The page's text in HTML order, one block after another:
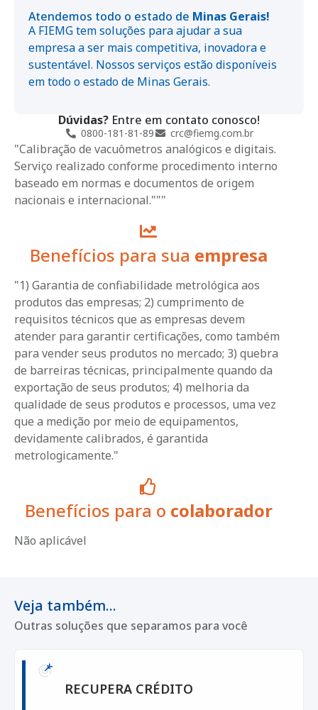
"Calibração de vacuômetros analógicos e digitais.
Serviço realizado conforme procedimento interno
baseado em normas e documentos de origem
nacionais e internacional."""
Benefícios para sua empresa
"1) Garantia de confiabilidade metrológica aos
produtos das empresas; 2) cumprimento de
requisitos técnicos que as empresas devem
atender para garantir certificações, como também
para vender seus produtos no mercado; 3) quebra
de barreiras técnicas, principalmente quando da
exportação de seus produtos; 4) melhoria da
qualidade de seus produtos e processos, uma vez
que a medição por meio de equipamentos,
devidamente calibrados, é garantida
metrologicamente."
Benefícios para o colaborador
Não aplicável
Atendemos todo o estado de Minas Gerais!
A FIEMG tem soluções para ajudar a sua
empresa a ser mais competitiva, inovadora e
sustentável. Nossos serviços estão disponíveis
em todo o estado de Minas Gerais.
Dúvidas? Entre em contato conosco!
0800-181-81-89 crc@fiemg.com.br
Veja também...
Outras soluções que separamos para você
RECUPERA CRÉDITO